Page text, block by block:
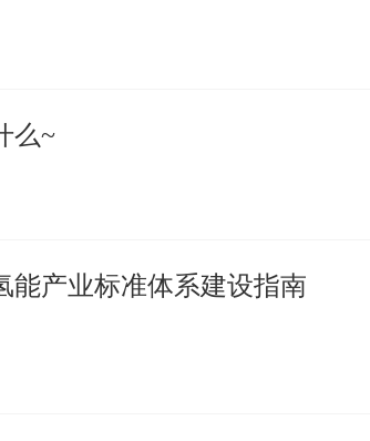
么~
能产业标准体系建设指南